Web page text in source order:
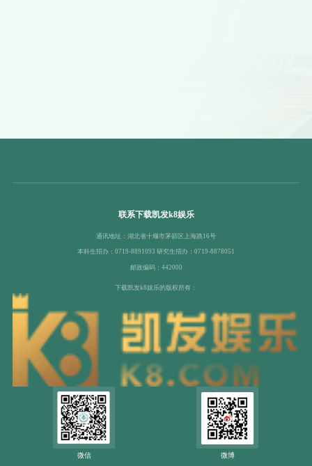
联系下载凯发k8娱乐
通讯地址：湖北省十堰市茅箭区上海路16号
本科生招办：0719-8891093 研究生招办：0719-8878051
邮政编码：442000
下载凯发k8娱乐的版权所有：
微信 微博